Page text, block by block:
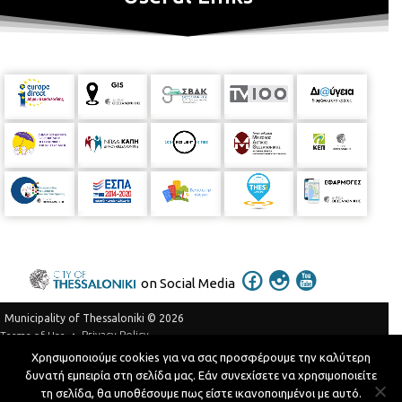
on Social Media
Municipality of Thessaloniki © 2026
Terms of Use
Privacy Policy
Telephone Catalog
Developed byMyCompany Projects
Χρησιμοποιούμε cookies για να σας προσφέρουμε την καλύτερη
δυνατή εμπειρία στη σελίδα μας. Εάν συνεχίσετε να χρησιμοποιείτε
τη σελίδα, θα υποθέσουμε πως είστε ικανοποιημένοι με αυτό.